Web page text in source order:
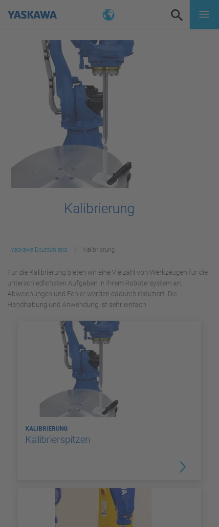
Kalibrierung
Yaskawa Deutschland Kalibrierung
Für die Kalibrierung bieten wir eine Vielzahl von Werkzeugen für die
unterschiedlichsten Aufgaben in Ihrem Robotersystem an.
Abweichungen und Fehler werden dadurch reduziert. Die
Handhabung und Anwendung ist sehr einfach.
KALIBRIERUNG
Kalibrierspitzen